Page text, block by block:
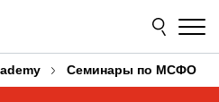
Семинары по МСФО